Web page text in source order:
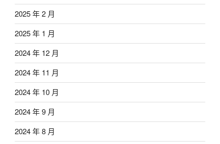
2025 年 2 月
2025 年 1 月
2024 年 12 月
2024 年 11 月
2024 年 10 月
2024 年 9 月
2024 年 8 月